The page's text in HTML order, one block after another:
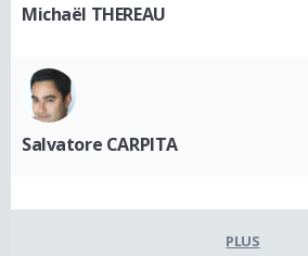
Michaël THEREAU
Salvatore CARPITA
PLUS